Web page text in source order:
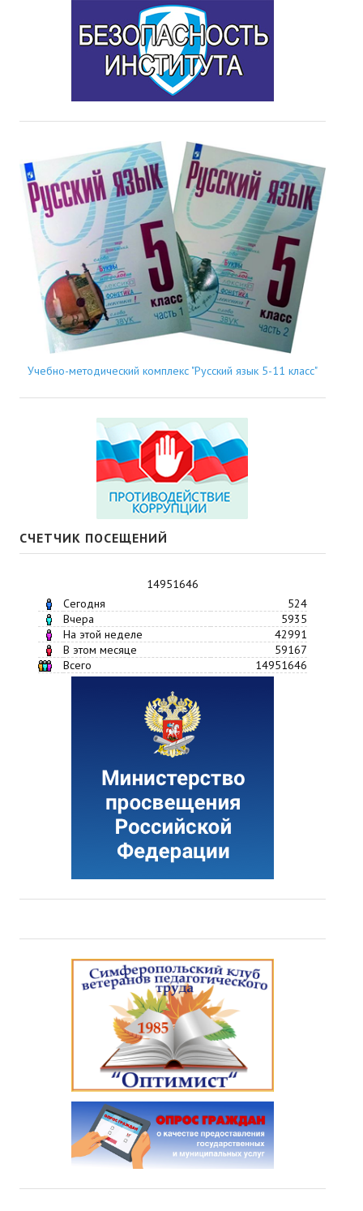
Учебно-методический комплекс "Русский язык 5-11 класс"
СЧЕТЧИК ПОСЕЩЕНИЙ
14951646
Сегодня
524
Вчера
5935
На этой неделе
42991
В этом месяце
59167
Всего
14951646